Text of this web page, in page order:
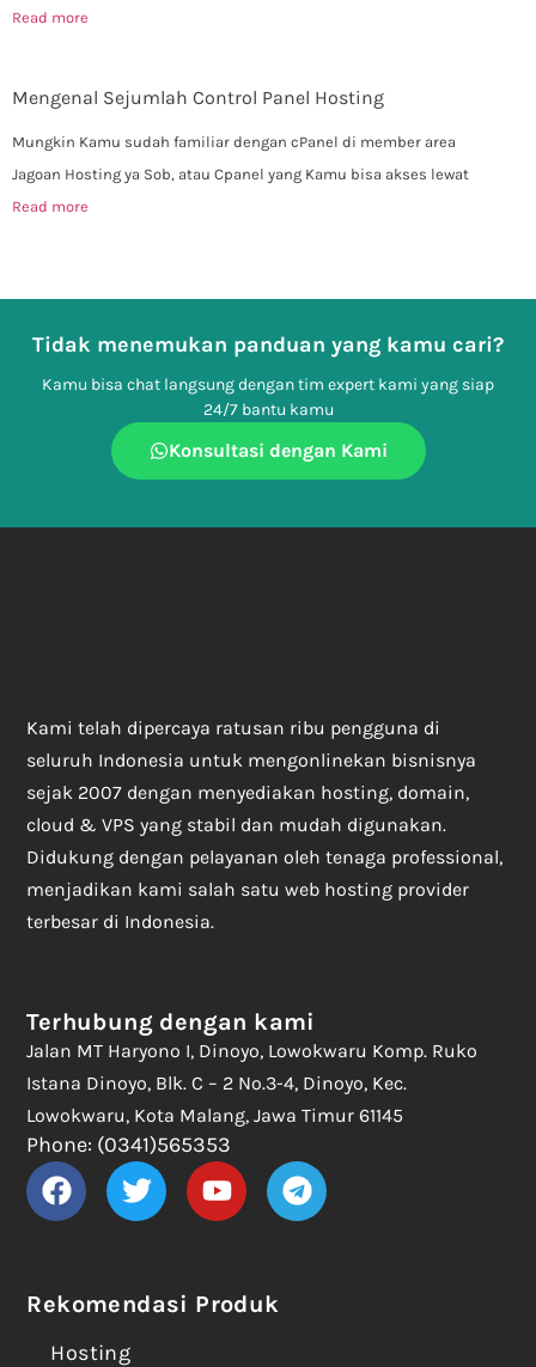
Read more
Mengenal Sejumlah Control Panel Hosting
Mungkin Kamu sudah familiar dengan cPanel di member area
Jagoan Hosting ya Sob, atau Cpanel yang Kamu bisa akses lewat
Read more
Tidak menemukan panduan yang kamu cari?
Kamu bisa chat langsung dengan tim expert kami yang siap
24/7 bantu kamu
Konsultasi dengan Kami
Kami telah dipercaya ratusan ribu pengguna di
seluruh Indonesia untuk mengonlinekan bisnisnya
sejak 2007 dengan menyediakan hosting, domain,
cloud & VPS yang stabil dan mudah digunakan.
Didukung dengan pelayanan oleh tenaga professional,
menjadikan kami salah satu web hosting provider
terbesar di Indonesia.
Rekomendasi Produk
Hosting
Terhubung dengan kami
Jalan MT Haryono I, Dinoyo, Lowokwaru Komp. Ruko
Istana Dinoyo, Blk. C – 2 No.3-4, Dinoyo, Kec.
Lowokwaru, Kota Malang, Jawa Timur 61145
Phone: (0341)565353